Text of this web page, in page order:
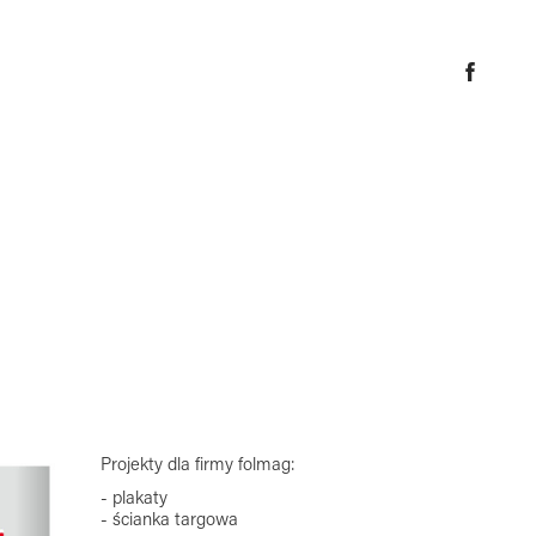
Projekty dla firmy folmag:
- plakaty
- ścianka targowa